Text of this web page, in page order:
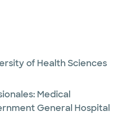
of Health Sciences
Medical
General Hospital